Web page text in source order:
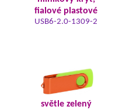
fialové plastové
USB6-2.0-1309-2
světle zelený